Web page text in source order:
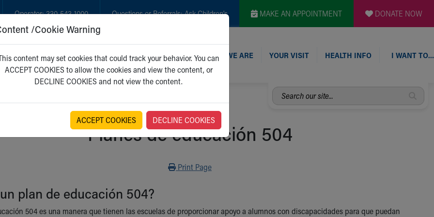
Operator:330-543-1000 Questions or Referrals:Ask Children's MAKE AN APPOINTMENT DONATE NOW
GET CARE NEW PARENTS WHO WE ARE YOUR VISIT HEALTH INFO I WANT TO…
Search
our
Planes de educación 504
Print
Print Page
plan de educación 504?
504 es una manera que tienen las escuelas de proporcionar apoyo a alumnos con discapacidades para que puedan
/Cookie Warning
content may set cookies that could track your behavior. You can
ACCEPT COOKIES to allow the cookies and view the content, or
DECLINE COOKIES and not view the content.
ACCEPT COOKIES DECLINE COOKIES